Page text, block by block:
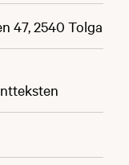
47, 2540 Tolga